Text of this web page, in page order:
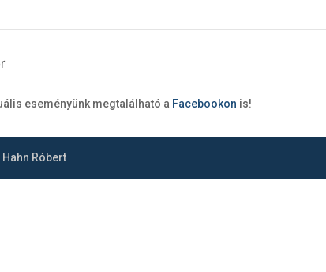
eseményünk megtalálható a Facebookon is!
Hahn Róbert